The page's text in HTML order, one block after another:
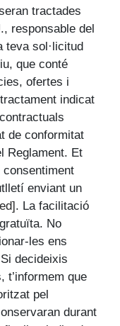
tractades
responsable del
teva sol·licitud
que conté
ofertes i
indicat
de conformitat
Reglament. Et
enviant un
. La facilitació
No
les ens
decideixis
t’informem que
pel
durant